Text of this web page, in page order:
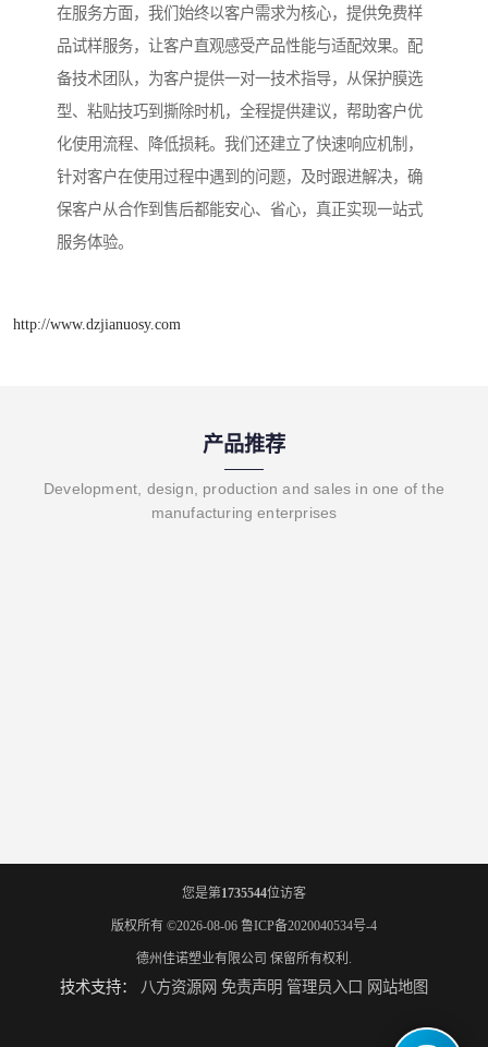
在服务方面，我们始终以客户需求为核心，提供免费样
品试样服务，让客户直观感受产品性能与适配效果。配
备技术团队，为客户提供一对一技术指导，从保护膜选
型、粘贴技巧到撕除时机，全程提供建议，帮助客户优
化使用流程、降低损耗。我们还建立了快速响应机制，
针对客户在使用过程中遇到的问题，及时跟进解决，确
保客户从合作到售后都能安心、省心，真正实现一站式
服务体验。
http://www.dzjianuosy.com
产品推荐
Development, design, production and sales in one of the
manufacturing enterprises
您是第1735544位访客
版权所有 ©2026-08-06 鲁ICP备2020040534号-4
德州佳诺塑业有限公司 保留所有权利.
技术支持： 八方资源网 免责声明 管理员入口 网站地图